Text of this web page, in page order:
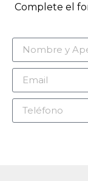
Complete el